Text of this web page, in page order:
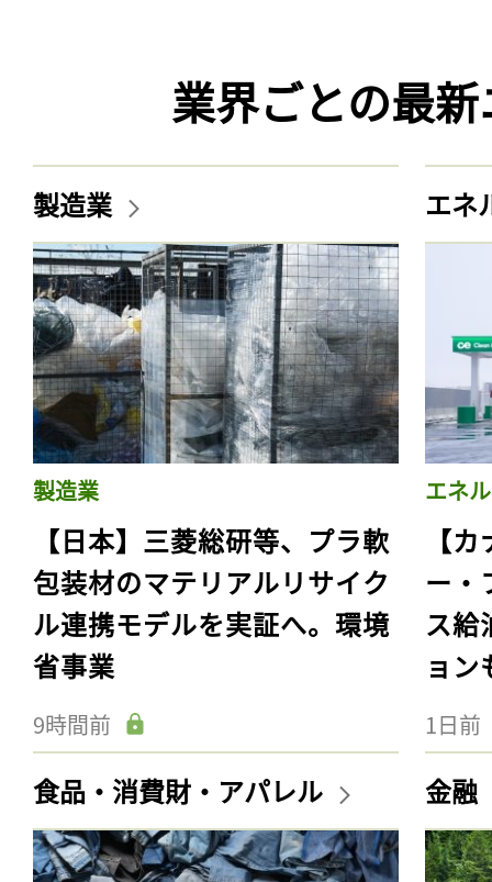
業界ごとの最
製造業
製造業
【日本】三菱総研等、プラ軟
包装材のマテリアルリサイク
ル連携モデルを実証へ。環境
省事業
9時間前
エネ
エネ
【
ー・
ス給
ョン
1日前
食品・消費財・アパレル 金融